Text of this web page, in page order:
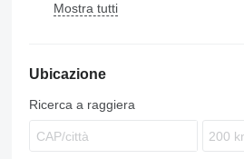
XG
Eurotrakker
Stralis
Trakker
X-Way
L2000
TGA
TGM
TGS
Antos
Axor
LK
MB
Mascott
Midlum
T-series
TRM
LB
SCS
Urbino
9700
FE
FL
FM
WG
V-series
Mostra tutti
Ubicazione
Ricerca a raggiera